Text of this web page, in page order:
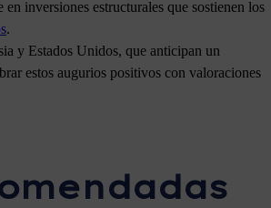
inversiones estructurales que sostienen los
.
y Estados Unidos, que anticipan un
estos augurios positivos con valoraciones